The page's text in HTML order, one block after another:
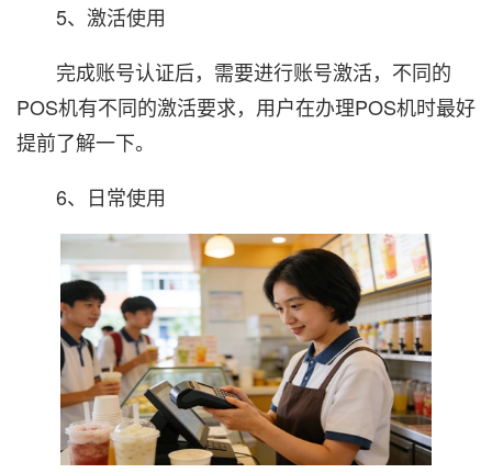
5、激活使用
完成账号认证后，需要进行账号激活，不同的
POS机有不同的激活要求，用户在办理POS机时最好
提前了解一下。
6、日常使用